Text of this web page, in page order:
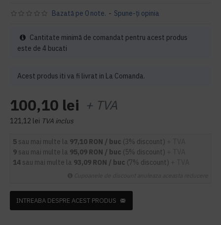
Acest produs iti va fi livrat in La Comanda.
Bazată pe 0 note. - Spune-ţi opinia
100,10 lei + TVA
121,12 lei TVA inclus
Cantitate minimă de comandat pentru acest produs
este de 4 bucati
5 sau mai multe la 97,10 RON / buc (3% discount)
9 sau mai multe la 95,09 RON / buc (5% discount)
14 sau mai multe la 93,09 RON / buc (7% discount)
INTREABA DESPRE ACEST PRODUS